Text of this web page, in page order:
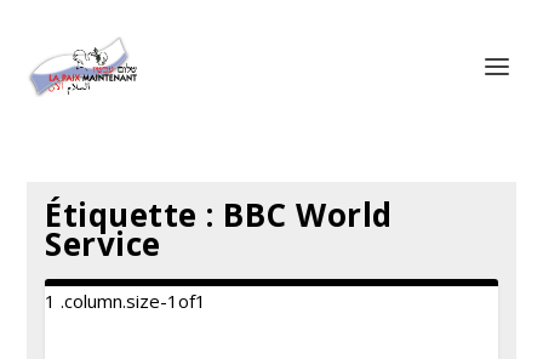
Étiquette : BBC World
Service